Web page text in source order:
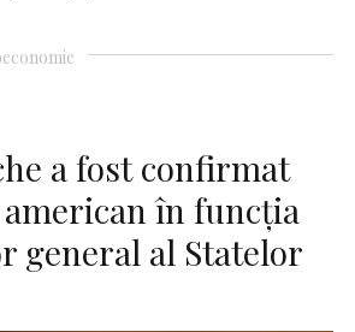
a fost confirmat
în funcția
general al Statelor